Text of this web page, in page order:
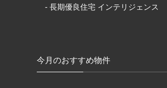
- 長期優良住宅 インテリジェンス
今月のおすすめ物件